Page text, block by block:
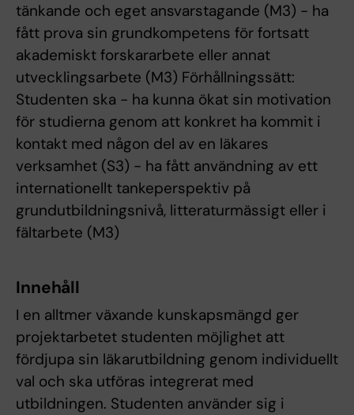
tänkande och eget ansvarstagande (M3) - ha
fått prova sin grundkompetens för fortsatt
akademiskt forskararbete eller annat
utvecklingsarbete (M3) Förhållningssätt:
Studenten ska - ha kunna ökat sin motivation
för studierna genom att konkret ha kommit i
kontakt med någon del av en läkares
verksamhet (S3) - ha fått användning av ett
internationellt tankeperspektiv på
grundutbildningsnivå, litteraturmässigt eller i
fältarbete (M3)
Innehåll
I en alltmer växande kunskapsmängd ger
projektarbetet studenten möjlighet att
fördjupa sin läkarutbildning genom individuellt
val och ska utföras integrerat med
utbildningen. Studenten använder sig i